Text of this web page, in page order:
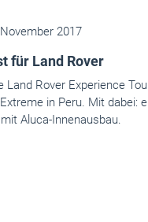
2017
für Land Rover
Land Rover Experience
in Peru. Mit dabei:
Aluca-Innenausbau.